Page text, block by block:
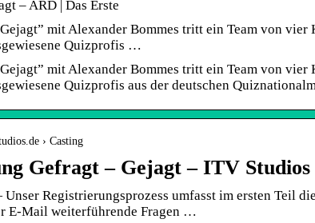
– ARD | Das Erste
mit Alexander Bommes tritt ein Team von vier
Quizprofis …
mit Alexander Bommes tritt ein Team von vier
Quizprofis aus der deutschen
› Casting
Gefragt – Gejagt – ITV
Registrierungsprozess umfasst im ersten Teil
E-Mail weiterführende Fragen …